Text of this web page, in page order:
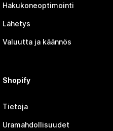
Hakukoneoptimointi
Lähetys
Valuutta ja käännös
Shopify
Tietoja
Uramahdollisuudet